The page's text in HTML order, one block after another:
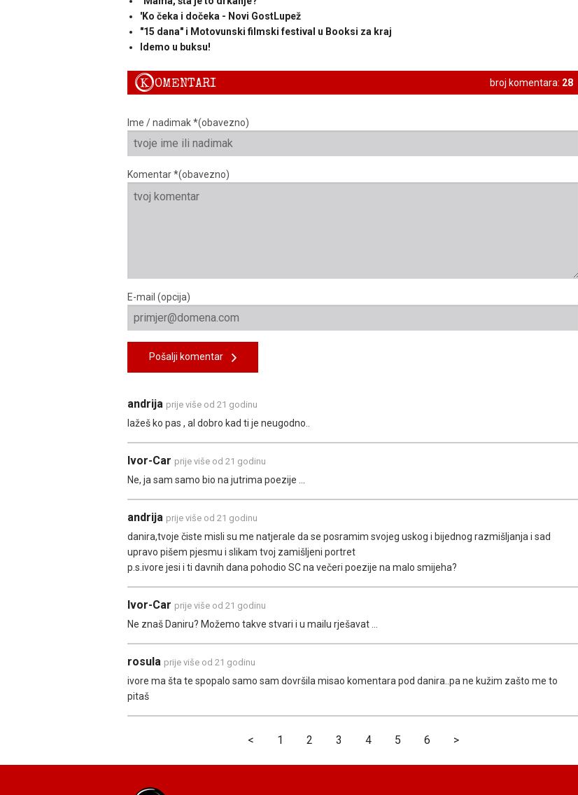
'Ko čeka i dočeka - Novi GostLupež
"15 dana" i Motovunski filmski festival u Booksi za kraj
Idemo u buksu!
broj komentara: 28
KOMENTARI
Ime / nadimak *(obavezno)
Komentar *(obavezno)
E-mail (opcija)
Pošalji komentar
andrija prije više od 21 godinu
lažeš ko pas , al dobro kad ti je neugodno..
Ivor-Car prije više od 21 godinu
Ne, ja sam samo bio na jutrima poezije ...
andrija prije više od 21 godinu
danira,tvoje čiste misli su me natjerale da se posramim svojeg uskog i bijednog razmišljanja i sad
upravo pišem pjesmu i slikam tvoj zamišljeni portret
p.s.ivore jesi i ti davnih dana pohodio SC na večeri poezije na malo smijeha?
Ivor-Car prije više od 21 godinu
Ne znaš Daniru? Možemo takve stvari i u mailu rješavat ...
rosula prije više od 21 godinu
ivore ma šta te spopalo samo sam dovršila misao komentara pod danira..pa ne kužim zašto me to
pitaš
< 1 2 3 4 5 6 >